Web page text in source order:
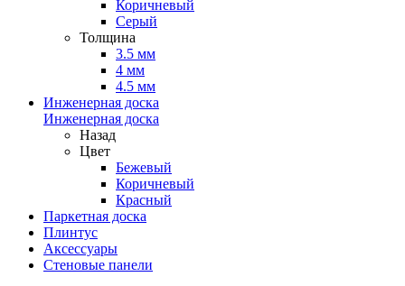
Коричневый
Серый
Толщина
3.5 мм
4 мм
4.5 мм
Инженерная доска
Инженерная доска
Назад
Цвет
Бежевый
Коричневый
Красный
Паркетная доска
Плинтус
Аксессуары
Стеновые панели